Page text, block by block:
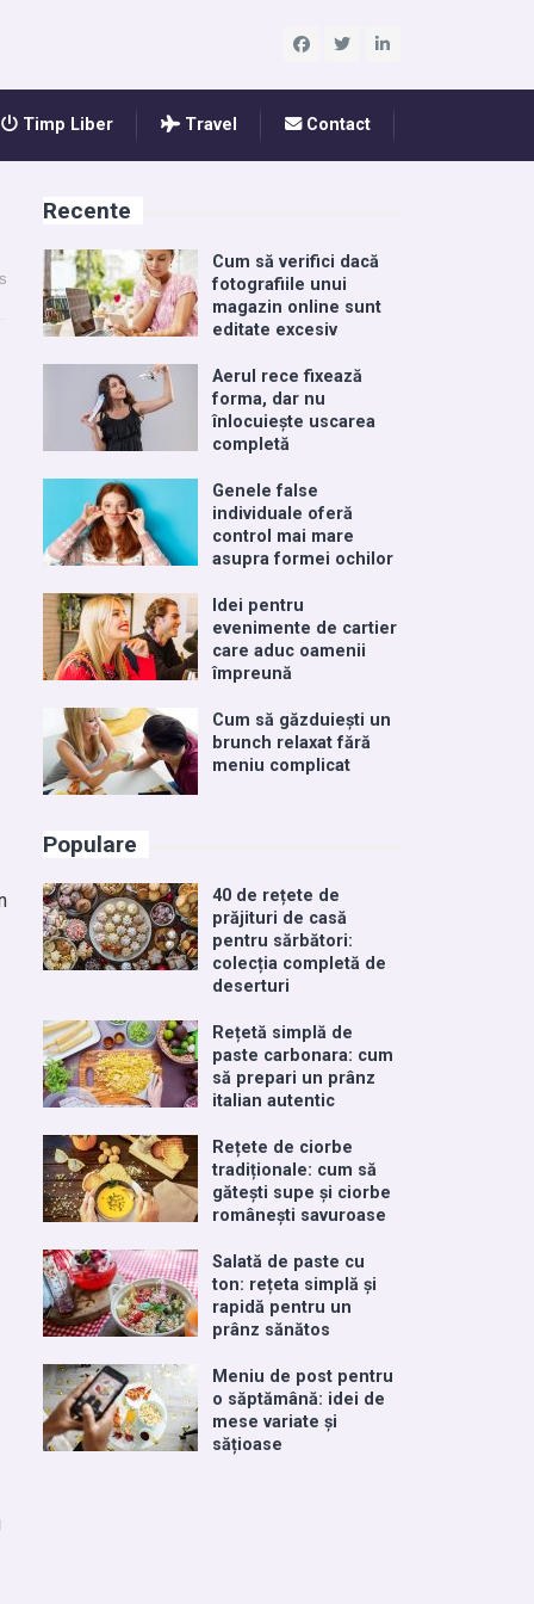
Timp Liber Travel Contact
Recente
Cum să verifici dacă
fotografiile unui
magazin online sunt
editate excesiv
Aerul rece fixează
forma, dar nu
înlocuiește uscarea
completă
Genele false
individuale oferă
control mai mare
asupra formei ochilor
Idei pentru
evenimente de cartier
care aduc oamenii
împreună
Cum să găzduiești un
brunch relaxat fără
meniu complicat
Populare
40 de rețete de
prăjituri de casă
pentru sărbători:
colecția completă de
deserturi
Rețetă simplă de
paste carbonara: cum
să prepari un prânz
italian autentic
Rețete de ciorbe
tradiționale: cum să
gătești supe și ciorbe
românești savuroase
Salată de paste cu
ton: rețeta simplă și
rapidă pentru un
prânz sănătos
Meniu de post pentru
o săptămână: idei de
mese variate și
sățioase